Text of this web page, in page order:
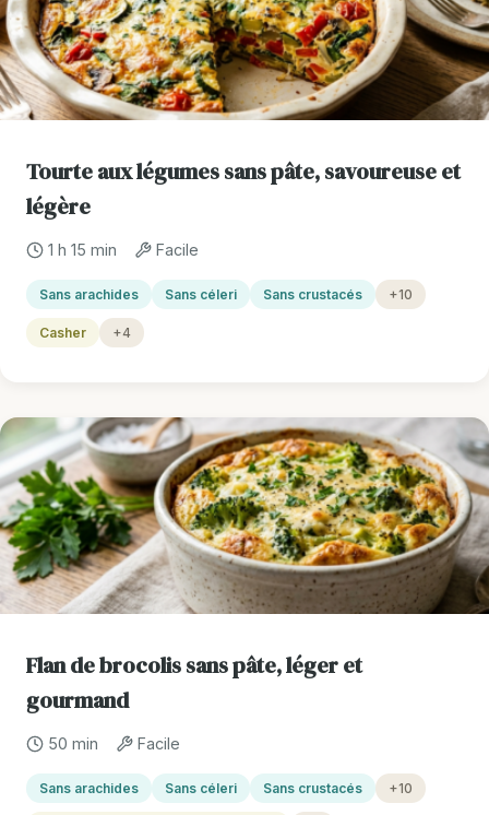
Tourte aux légumes sans pâte, savoureuse et
légère
1 h 15 min Facile
Sans arachides Sans céleri Sans crustacés +10
Casher +4
Flan de brocolis sans pâte, léger et
gourmand
50 min Facile
Sans arachides Sans céleri Sans crustacés +10